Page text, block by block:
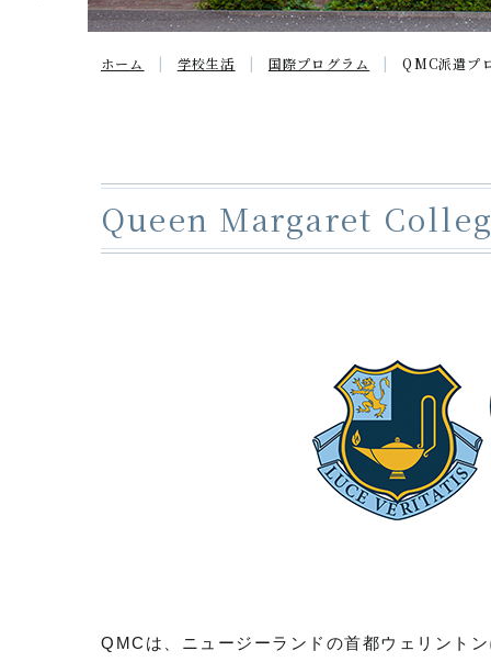
ホーム 学校生活 国際プログラム QMC派遣プ
Queen Margaret
QMCは、ニュージーランドの首都ウェリント